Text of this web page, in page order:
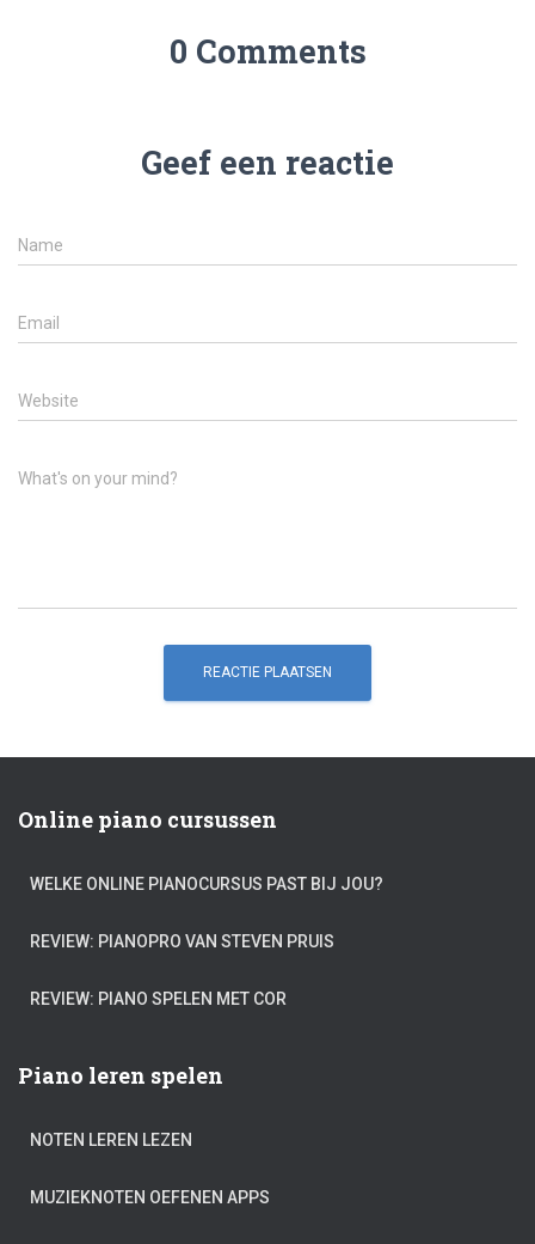
0 Comments
Geef een reactie
Name
Email
Website
What's on your mind?
Online piano cursussen
WELKE ONLINE PIANOCURSUS PAST BIJ JOU?
REVIEW: PIANOPRO VAN STEVEN PRUIS
REVIEW: PIANO SPELEN MET COR
Piano leren spelen
NOTEN LEREN LEZEN
MUZIEKNOTEN OEFENEN APPS